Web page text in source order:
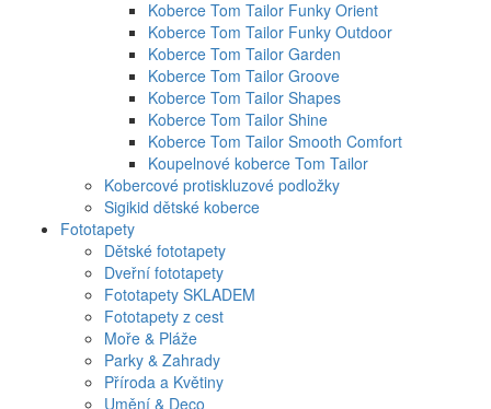
Koberce Tom Tailor Funky Orient
Koberce Tom Tailor Funky Outdoor
Koberce Tom Tailor Garden
Koberce Tom Tailor Groove
Koberce Tom Tailor Shapes
Koberce Tom Tailor Shine
Koberce Tom Tailor Smooth Comfort
Koupelnové koberce Tom Tailor
Kobercové protiskluzové podložky
Sigikid dětské koberce
Fototapety
Dětské fototapety
Dveřní fototapety
Fototapety SKLADEM
Fototapety z cest
Moře & Pláže
Parky & Zahrady
Příroda a Květiny
Umění & Deco